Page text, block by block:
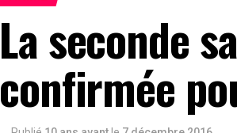
La seconde
confirmée